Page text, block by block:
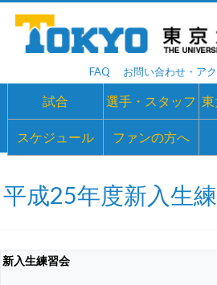
FAQ お問い合わせ・ア
試合 選手・スタッフ
スケジュール ファンの方へ
平成25年度新入生
新入生練習会